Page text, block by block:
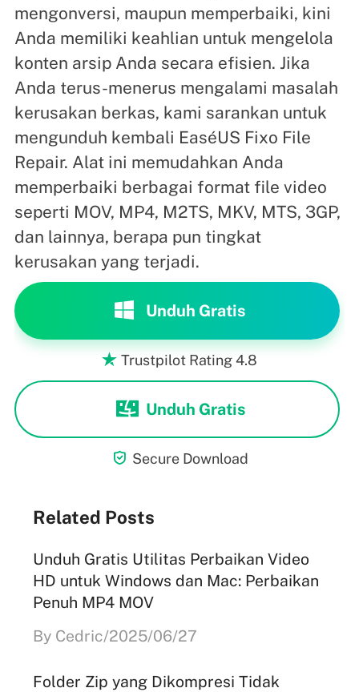
mengonversi, maupun memperbaiki, kini
Anda memiliki keahlian untuk mengelola
konten arsip Anda secara efisien. Jika
Anda terus-menerus mengalami masalah
kerusakan berkas, kami sarankan untuk
mengunduh kembali EaséUS Fixo File
Repair. Alat ini memudahkan Anda
memperbaiki berbagai format file video
seperti MOV, MP4, M2TS, MKV, MTS, 3GP,
dan lainnya, berapa pun tingkat
kerusakan yang terjadi.
Unduh Gratis
 Trustpilot Rating 4.8
Unduh Gratis
 Secure Download
Related Posts
Unduh Gratis Utilitas Perbaikan Video
HD untuk Windows dan Mac: Perbaikan
Penuh MP4 MOV
By Cedric/2025/06/27
Folder Zip yang Dikompresi Tidak